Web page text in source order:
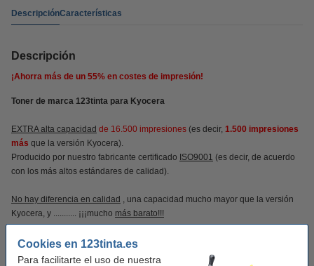
Cookies en 123tinta.es
Para facilitarte el uso de nuestra
DescripciónCaracterísticas
Descripción
¡Ahorra más de un 55% en costes de impresión!
Toner de marca 123tinta para Kyocera
EXTRA alta capacidad de 16.500 impresiones (es decir, 1.500 impresiones
más que la versión Kyocera).
Producido por nuestro fabricante certificado ISO9001 (es decir, de acuerdo
con los más altos estándares de calidad).
No hay diferencia en calidad , una capacidad mucho mayor que la versión
Kyocera, y ........... ¡¡¡mucho más barato!!!
Haga clicaquípara obtener información adicional sobre la calidad de
nuestros toner.